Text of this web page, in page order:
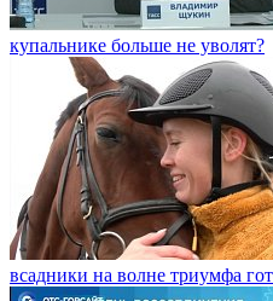
купальнике больше не уволят?
всадники на волне триумфа